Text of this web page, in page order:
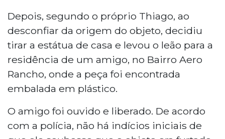
Depois, segundo o próprio Thiago, ao
desconfiar da origem do objeto, decidiu
tirar a estátua de casa e levou o leão para a
residência de um amigo, no Bairro Aero
Rancho, onde a peça foi encontrada
embalada em plástico.
O amigo foi ouvido e liberado. De acordo
com a polícia, não há indícios iniciais de